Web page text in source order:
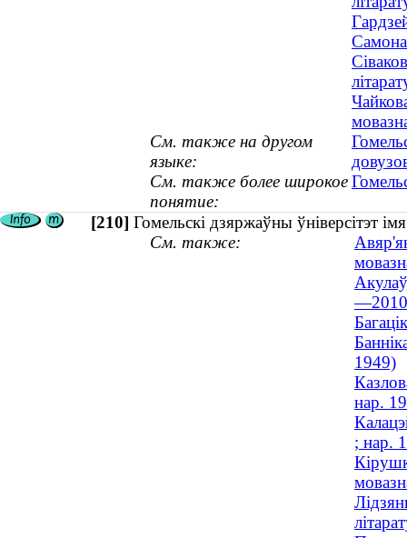
См. также на другом
языке:
См. также более широкое
понятие:
[210] Гомельскі дзяржаўны ўніверсітэт
См. также:
1949)
нар.
; нар.